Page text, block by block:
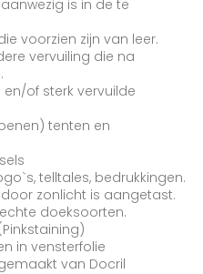
is in de te
voorzien zijn van leer.
vervuiling die na
of sterk vervuilde
tenten en
telltales, bedrukkingen.
zonlicht is aangetast.
doeksoorten.
in vensterfolie
van Docril